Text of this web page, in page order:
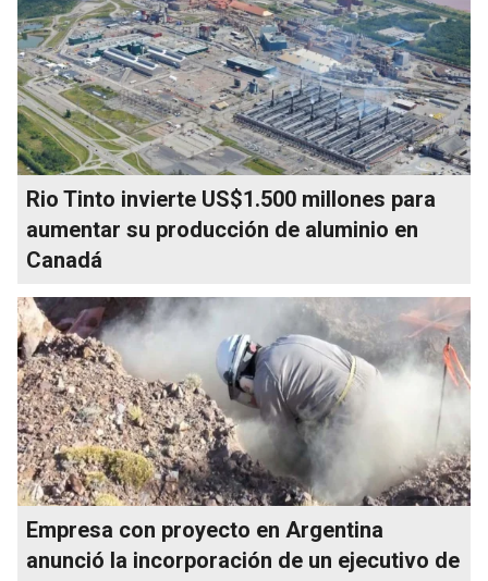
Rio Tinto invierte US$1.500 millones para
aumentar su producción de aluminio en
Canadá
Empresa con proyecto en Argentina
anunció la incorporación de un ejecutivo de